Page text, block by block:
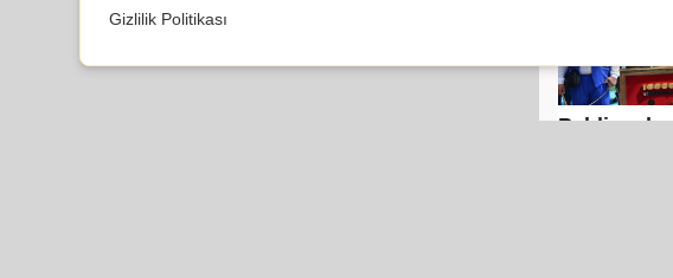
Pehlivanlar
Gizlilik Politikası